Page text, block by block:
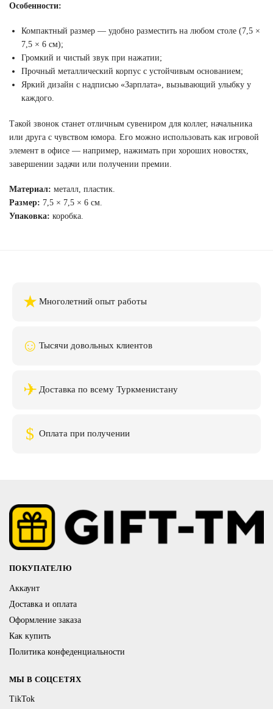
Особенности:
Компактный размер — удобно разместить на любом столе (7,5 ×
7,5 × 6 см);
Громкий и чистый звук при нажатии;
Прочный металлический корпус с устойчивым основанием;
Яркий дизайн с надписью «Зарплата», вызывающий улыбку у
каждого.
Такой звонок станет отличным сувениром для коллег, начальника
или друга с чувством юмора. Его можно использовать как игровой
элемент в офисе — например, нажимать при хороших новостях,
завершении задачи или получении премии.
Материал: металл, пластик.
Размер: 7,5 × 7,5 × 6 см.
Упаковка: коробка.
★ Многолетний опыт работы
☺ Тысячи довольных клиентов
✈ Доставка по всему Туркменистану
$ Оплата при получении
ПОКУПАТЕЛЮ
Аккаунт
Доставка и оплата
Оформление заказа
Как купить
Политика конфеденциальности
МЫ В СОЦСЕТЯХ
TikTok